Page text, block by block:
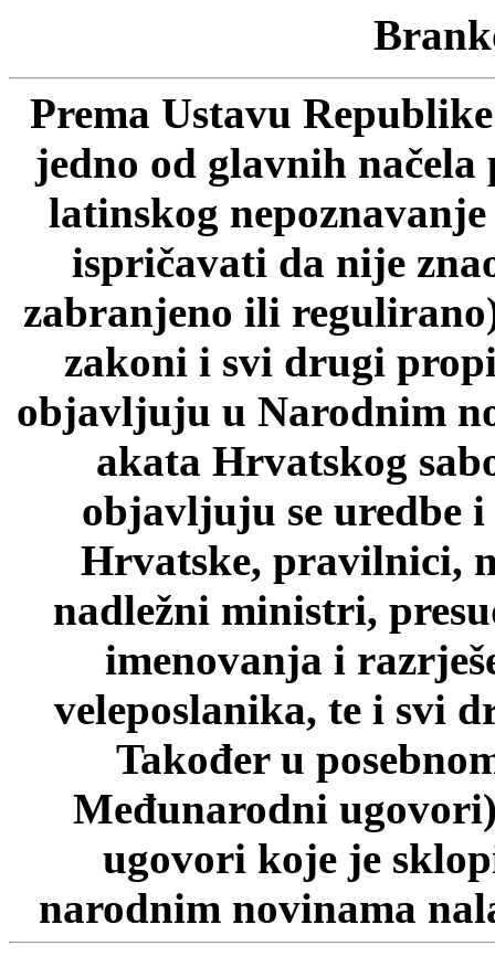
Prema Ustavu
jedno od glavnih
latinskog
ispričavati da nije
zabranjeno ili
zakoni i svi drugi
objavljuju u Narodnim
akata Hrvatskog
objavljuju se uredbe
Hrvatske, pravilnici,
nadležni ministri,
imenovanja i
veleposlanika, te i svi
Također u
Međunarodni
ugovori koje je
narodnim novinama